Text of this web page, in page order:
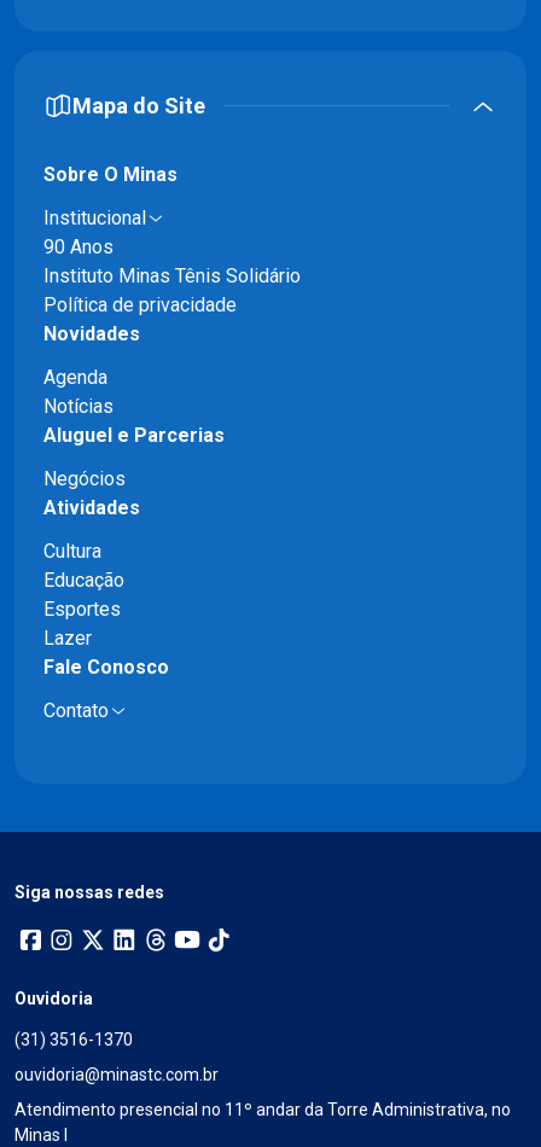
Mapa do Site
Sobre O Minas
Institucional
90 Anos
Instituto Minas Tênis Solidário
Política de privacidade
Novidades
Agenda
Notícias
Aluguel e Parcerias
Negócios
Atividades
Cultura
Educação
Esportes
Lazer
Fale Conosco
Contato
Siga nossas redes
Ouvidoria
(31) 3516-1370
ouvidoria@minastc.com.br
Atendimento presencial no 11º andar da Torre Administrativa, no
Minas I